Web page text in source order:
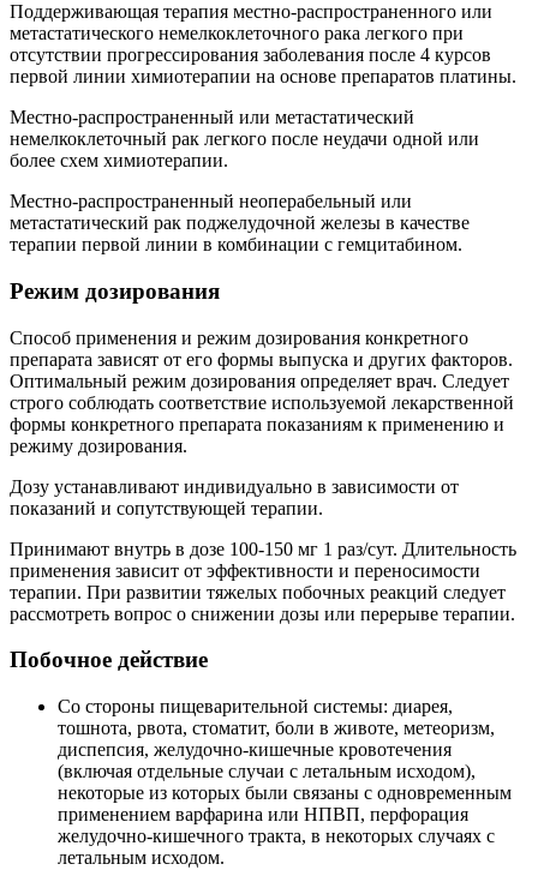
Поддерживающая терапия местно-распространенного или
метастатического немелкоклеточного рака легкого при
отсутствии прогрессирования заболевания после 4 курсов
первой линии химиотерапии на основе препаратов платины.
Местно-распространенный или метастатический
немелкоклеточный рак легкого после неудачи одной или
более схем химиотерапии.
Местно-распространенный неоперабельный или
метастатический рак поджелудочной железы в качестве
терапии первой линии в комбинации с гемцитабином.
Режим дозирования
Способ применения и режим дозирования конкретного
препарата зависят от его формы выпуска и других факторов.
Оптимальный режим дозирования определяет врач. Следует
строго соблюдать соответствие используемой лекарственной
формы конкретного препарата показаниям к применению и
режиму дозирования.
Дозу устанавливают индивидуально в зависимости от
показаний и сопутствующей терапии.
Принимают внутрь в дозе 100-150 мг 1 раз/сут. Длительность
применения зависит от эффективности и переносимости
терапии. При развитии тяжелых побочных реакций следует
рассмотреть вопрос о снижении дозы или перерыве терапии.
Побочное действие
Со стороны пищеварительной системы: диарея,
тошнота, рвота, стоматит, боли в животе, метеоризм,
диспепсия, желудочно-кишечные кровотечения
(включая отдельные случаи с летальным исходом),
некоторые из которых были связаны с одновременным
применением варфарина или НПВП, перфорация
желудочно-кишечного тракта, в некоторых случаях с
летальным исходом.